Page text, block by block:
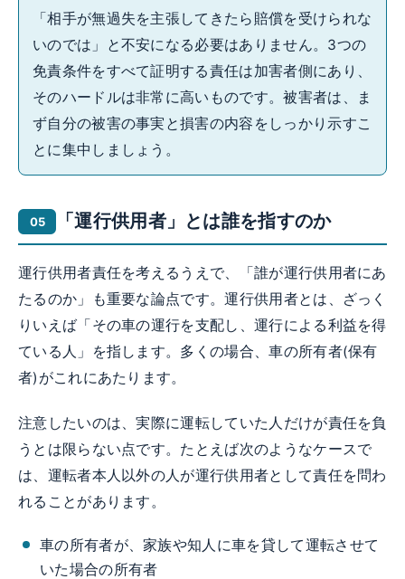
「相手が無過失を主張してきたら賠償を受けられな
いのでは」と不安になる必要はありません。3つの
免責条件をすべて証明する責任は加害者側にあり、
そのハードルは非常に高いものです。被害者は、ま
ず自分の被害の事実と損害の内容をしっかり示すこ
とに集中しましょう。
「運行供用者」とは誰を指すのか
運行供用者責任を考えるうえで、「誰が運行供用者にあ
たるのか」も重要な論点です。運行供用者とは、ざっく
りいえば「その車の運行を支配し、運行による利益を得
ている人」を指します。多くの場合、車の所有者(保有
者)がこれにあたります。
注意したいのは、実際に運転していた人だけが責任を負
うとは限らない点です。たとえば次のようなケースで
は、運転者本人以外の人が運行供用者として責任を問わ
れることがあります。
車の所有者が、家族や知人に車を貸して運転させて
いた場合の所有者